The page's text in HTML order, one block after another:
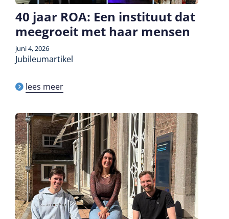
40 jaar ROA: Een instituut dat
meegroeit met haar mensen
juni 4, 2026
Jubileumartikel
lees meer